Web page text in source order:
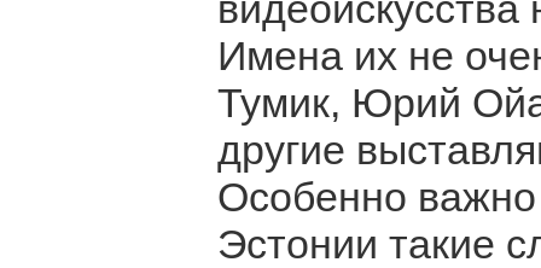
Имена их не
Тумик, Юрий
другие
Особенно важно
Эстонии такие